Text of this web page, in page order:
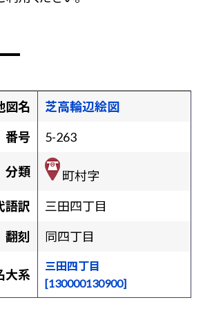
図名
芝高輪辺絵図
番号
5-263
分類
町村字
語訳
三田四丁目
翻刻
同四丁目
大系
三田四丁目
[130000130900]